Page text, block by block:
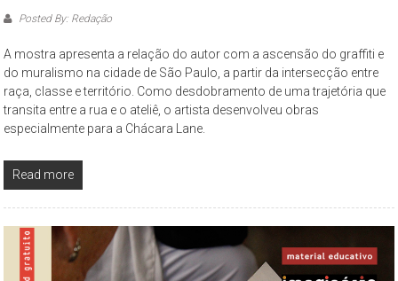
complexo
museológico,
de
natureza
socioantropológica,
geográfica
e
histórica
propõe
constituir-
Posted By: Redação
A mostra apresenta a relação do autor com a ascensão do graffiti e
do muralismo na cidade de São Paulo, a partir da intersecção entre
raça, classe e território. Como desdobramento de uma trajetória que
transita entre a rua e o ateliê, o artista desenvolveu obras
especialmente para a Chácara Lane.
Read more